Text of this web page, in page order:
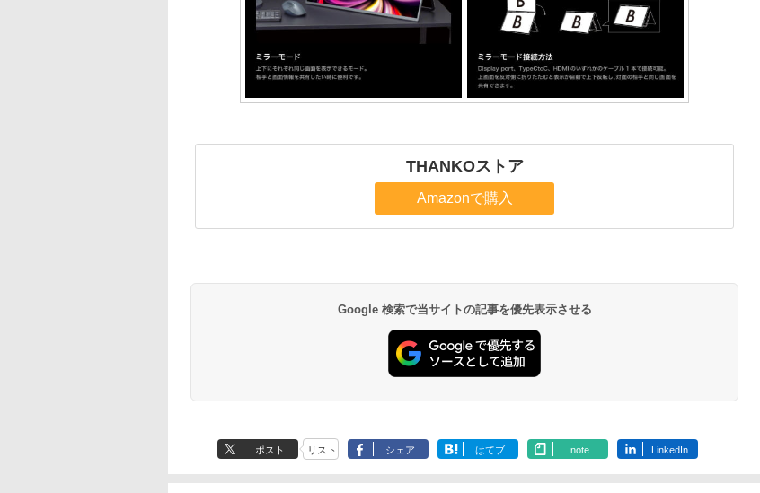
THANKOストア
Amazonで購入
Google 検索で当サイトの記事を優先表示させる
ポスト リスト シェア はてブ note LinkedIn